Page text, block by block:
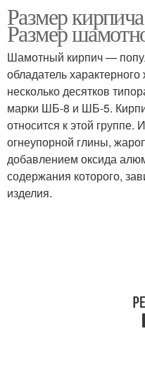
Размер
Размер
Шамотный кирпич —
обладатель
несколько десятков
марки ШБ-8 и ШБ-5.
относится к этой группе.
огнеупорной глины,
добавлением оксида
содержания которого,
изделия.